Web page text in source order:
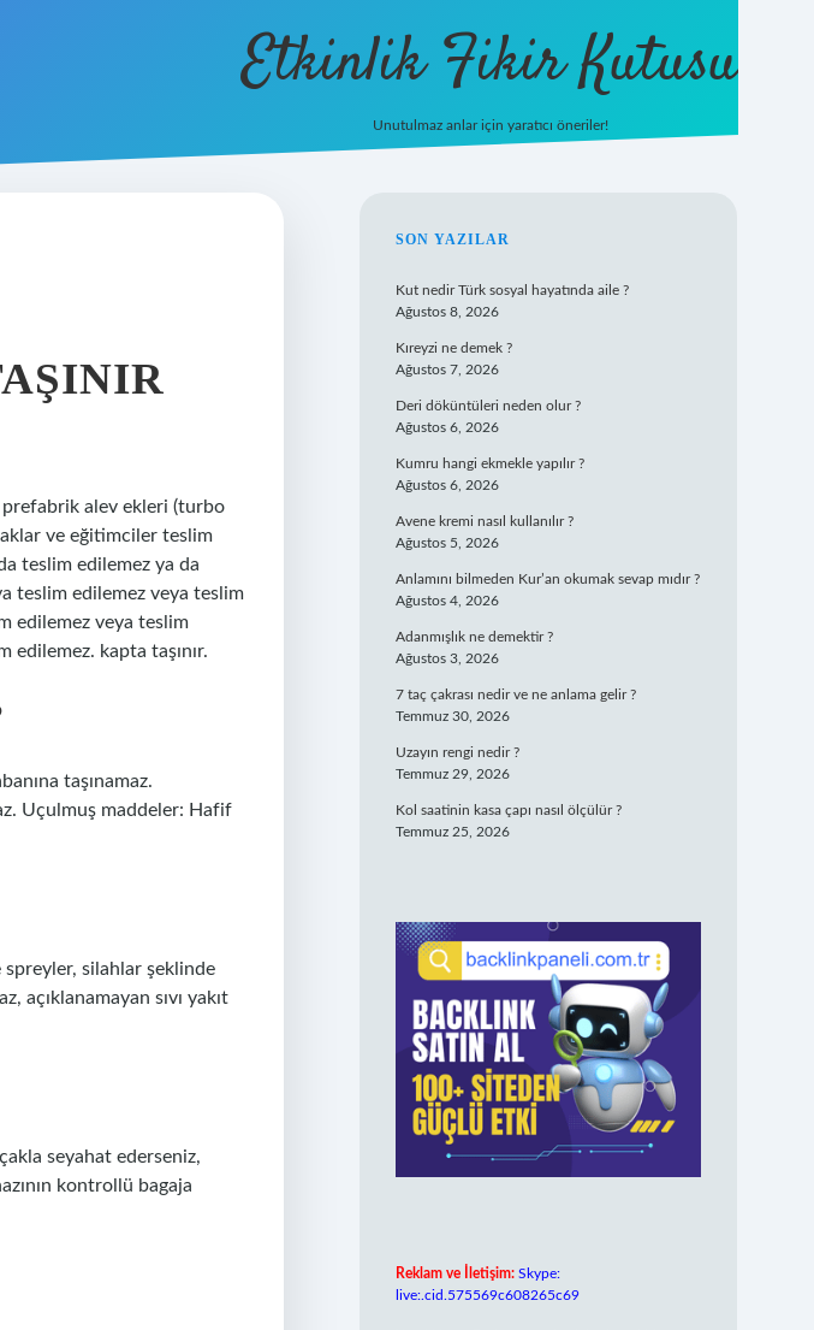
Etkinlik Fikir Kutusu
Unutulmaz anlar için yaratıcı öneriler!
prefabrik alev ekleri (turbo
ve eğitimciler teslim
teslim edilemez ya da
teslim edilemez veya teslim
edilemez veya teslim
edilemez. kapta taşınır.
taşınamaz.
Uçulmuş maddeler: Hafif
spreyler, silahlar şeklinde
açıklanamayan sıvı yakıt
seyahat ederseniz,
kontrollü bagaja
SIDEBAR
SON YAZILAR
Kut nedir Türk sosyal hayatında aile ?
Ağustos 8, 2026
Kıreyzi ne demek ?
Ağustos 7, 2026
Deri döküntüleri neden olur ?
Ağustos 6, 2026
Kumru hangi ekmekle yapılır ?
Ağustos 6, 2026
Avene kremi nasıl kullanılır ?
Ağustos 5, 2026
Anlamını bilmeden Kur’an okumak sevap mıdır ?
Ağustos 4, 2026
Adanmışlık ne demektir ?
Ağustos 3, 2026
7 taç çakrası nedir ve ne anlama gelir ?
Temmuz 30, 2026
Uzayın rengi nedir ?
Temmuz 29, 2026
Kol saatinin kasa çapı nasıl ölçülür ?
Temmuz 25, 2026
Reklam ve İletişim: Skype:
live:.cid.575569c608265c69